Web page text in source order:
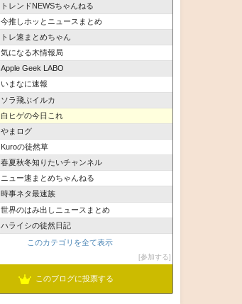
トレンドNEWSちゃんねる
今推しホッとニュースまとめ
トレ速まとめちゃん
気になる木情報局
Apple Geek LABO
いまなに速報
ソラ飛ぶイルカ
白ヒゲの今日これ
やまログ
Kuroの徒然草
春夏秋冬知りたいチャンネル
ニュー速まとめちゃんねる
時事ネタ最速族
世界のはみ出しニュースまとめ
ハライシの徒然日記
このカテゴリを全て表示
参加する
このブログに投票する